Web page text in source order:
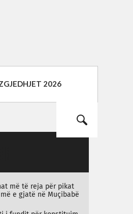
2026
më të reja për pikat
e gjatë në Muçibabë